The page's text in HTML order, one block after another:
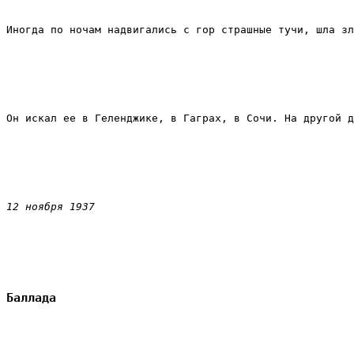
Иногда по ночам надвигались с гор страшные тучи, шла
Он искал ее в Геленджике, в Гаграх, в Сочи. На другой
12 ноября 1937
Баллада